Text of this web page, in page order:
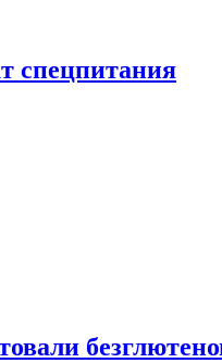
спецпитания